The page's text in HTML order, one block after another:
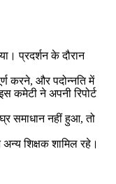
प्रदर्शन के दौरान
करने, और पदोन्नति में
कमेटी ने अपनी रिपोर्ट
समाधान नहीं हुआ, तो
शिक्षक शामिल रहे।